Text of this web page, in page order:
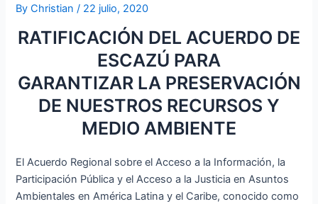
ByChristian/ 22 julio, 2020
RATIFICACIÓN DEL ACUERDO DE
ESCAZÚ PARA
GARANTIZAR LA PRESERVACIÓN
DE NUESTROS RECURSOS Y
MEDIO AMBIENTE
El Acuerdo Regional sobre el Acceso a la Información, la
Participación Pública y el Acceso a la Justicia en Asuntos
Ambientales en América Latina y el Caribe, conocido como